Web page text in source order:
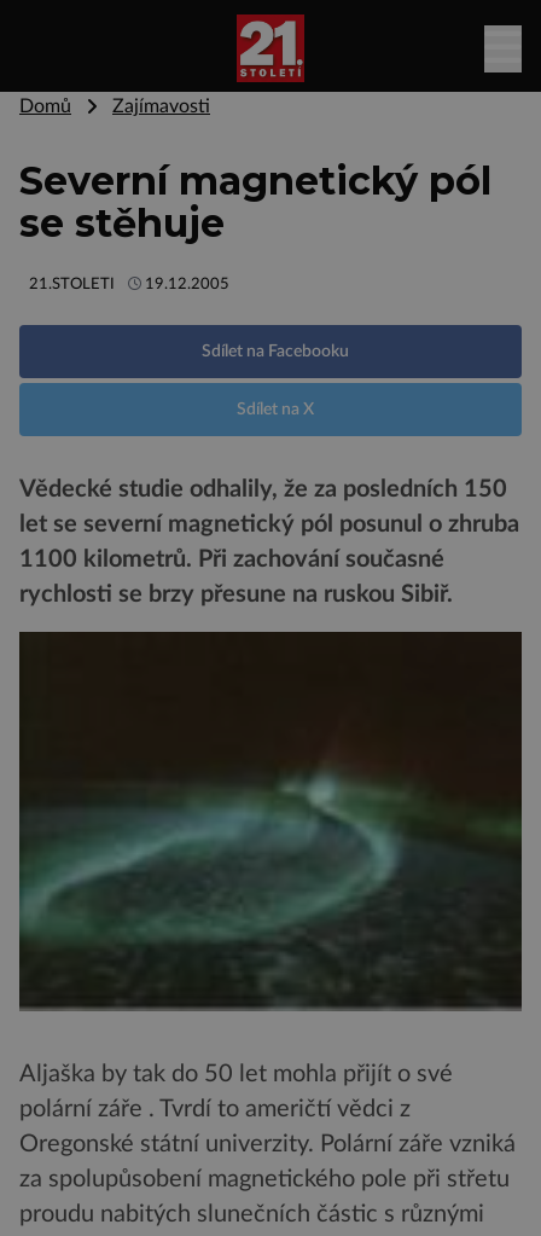
Domů Zajímavosti
Severní magnetický pól
se stěhuje
21.STOLETI 19.12.2005
Sdílet na Facebooku
Sdílet na X
Vědecké studie odhalily, že za posledních 150
let se severní magnetický pól posunul o zhruba
1100 kilometrů. Při zachování současné
rychlosti se brzy přesune na ruskou Sibiř.
Aljaška by tak do 50 let mohla přijít o své
polární záře . Tvrdí to američtí vědci z
Oregonské státní univerzity. Polární záře vzniká
za spolupůsobení magnetického pole při střetu
proudu nabitých slunečních částic s různými